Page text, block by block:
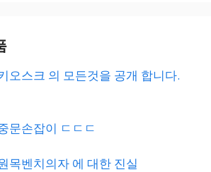
오스크 의 모든것을 공개 합니다.
문손잡이 ㄷㄷㄷ
목벤치의자 에 대한 진실